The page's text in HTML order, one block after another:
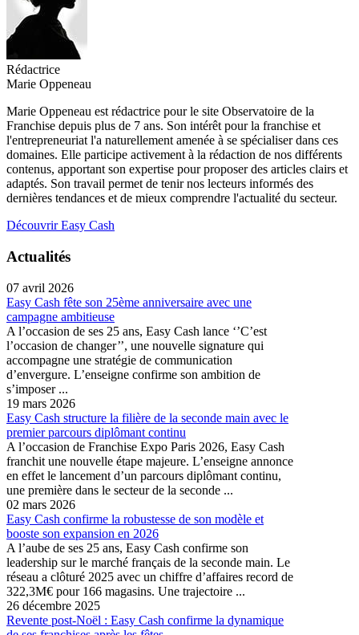
Rédactrice
Marie Oppeneau
Marie Oppeneau est rédactrice pour le site Observatoire de la
Franchise depuis plus de 7 ans. Son intérêt pour la franchise et
l'entrepreneuriat l'a naturellement amenée à se spécialiser dans ces
domaines. Elle participe activement à la rédaction de nos différents
contenus, apportant son expertise pour proposer des articles clairs et
adaptés. Son travail permet de tenir nos lecteurs informés des
dernières tendances et de mieux comprendre l'actualité du secteur.
Découvrir Easy Cash
Actualités
07 avril 2026
Easy Cash fête son 25ème anniversaire avec une
campagne ambitieuse
A l’occasion de ses 25 ans, Easy Cash lance ‘’C’est
l’occasion de changer’’, une nouvelle signature qui
accompagne une stratégie de communication
d’envergure. L’enseigne confirme son ambition de
s’imposer ...
19 mars 2026
Easy Cash structure la filière de la seconde main avec le
premier parcours diplômant continu
A l’occasion de Franchise Expo Paris 2026, Easy Cash
franchit une nouvelle étape majeure. L’enseigne annonce
en effet le lancement d’un parcours diplômant continu,
une première dans le secteur de la seconde ...
02 mars 2026
Easy Cash confirme la robustesse de son modèle et
booste son expansion en 2026
A l’aube de ses 25 ans, Easy Cash confirme son
leadership sur le marché français de la seconde main. Le
réseau a clôturé 2025 avec un chiffre d’affaires record de
322,3M€ pour 166 magasins. Une trajectoire ...
26 décembre 2025
Revente post-Noël : Easy Cash confirme la dynamique